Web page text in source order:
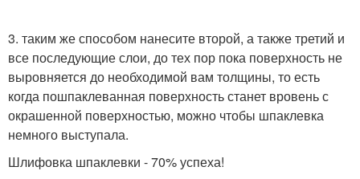
3. таким же способом нанесите второй, а также третий и
все последующие слои, до тех пор пока поверхность не
выровняется до необходимой вам толщины, то есть
когда пошпаклеванная поверхность станет вровень с
окрашенной поверхностью, можно чтобы шпаклевка
немного выступала.
Шлифовка шпаклевки - 70% успеха!